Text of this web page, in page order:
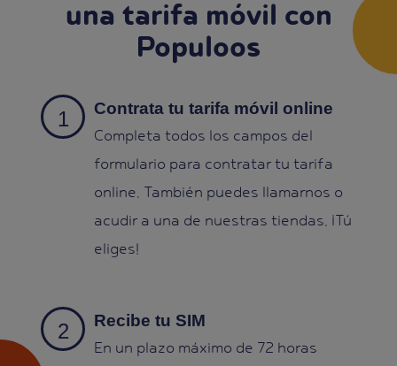
una tarifa móvil con
Populoos
Contrata tu tarifa móvil online
Completa todos los campos del
formulario para contratar tu tarifa
online. También puedes llamarnos o
acudir a una de nuestras tiendas. ¡Tú
eliges!
Recibe tu SIM
En un plazo máximo de 72 horas